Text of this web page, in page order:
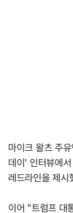
마이크 왈츠 주
데이' 인터뷰에
레드라인을 제
이어 "트럼프 대